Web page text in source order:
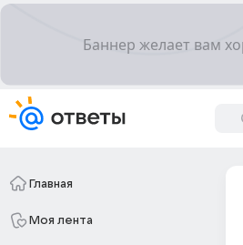
Главная
Моя лента